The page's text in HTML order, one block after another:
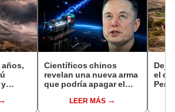
años,
de la
Científicos chinos
revelan una nueva arma
que podría apagar el
afectar redes como
LEER MÁS
Dejó
el